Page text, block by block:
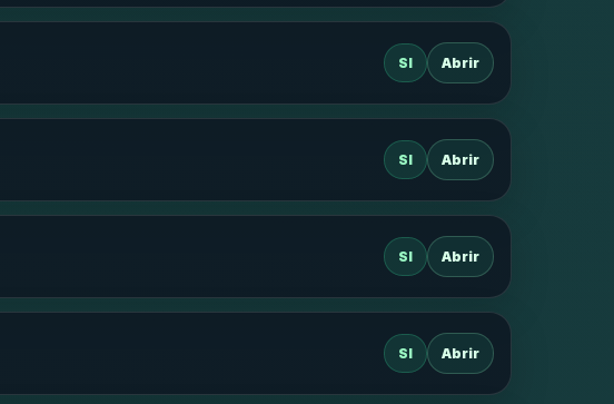
SI Abrir
SI Abrir
SI Abrir
SI Abrir